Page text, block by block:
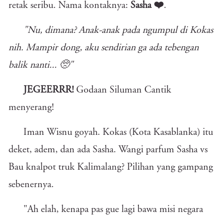
retak seribu. Nama kontaknya: Sasha ❤️.
"Nu, dimana? Anak-anak pada ngumpul di Kokas
nih. Mampir dong, aku sendirian ga ada tebengan
balik nanti... 🥺"
JEGEERRR! Godaan Siluman Cantik
menyerang!
Iman Wisnu goyah. Kokas (Kota Kasablanka) itu
deket, adem, dan ada Sasha. Wangi parfum Sasha vs
Bau knalpot truk Kalimalang? Pilihan yang gampang
sebenernya.
"Ah elah, kenapa pas gue lagi bawa misi negara